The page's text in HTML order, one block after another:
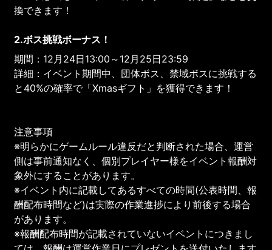
換できます！
2.ボス挑戦ボーナス！
期間：12月24日13:00～12月25日23:59
詳細：イベント期間中、団体ボス、禁域ボスに挑戦する
と40%の確率で「Xmasギフト」を獲得できます！
注意事項
※明らかにゲームルール違反だと判断された場合、運営
側は事前通知なく、個別プレイヤー様をイベント報酬対
象外にすることがあります。
※イベント内に記載してあるすべての時間(公表時間、報
酬配布時間など)は実際の作業進捗により前後する場合
があります。
※報酬配布時間が記載されていないイベントにつきまし